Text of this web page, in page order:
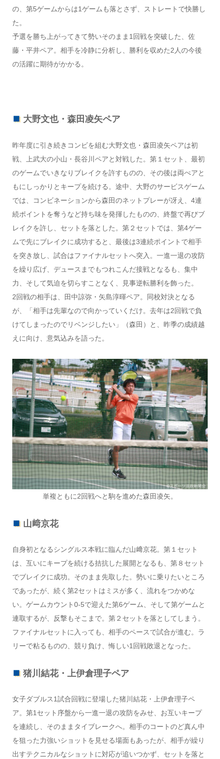
の、第5ゲームからは1ゲームも落とさず、ストレートで快勝し
た。
予選を勝ち上がってきて勢いそのまま1回戦を突破した、佐
藤・平井ペア。相手を冷静に分析し、勝利を収めた2人の今後
の活躍に期待がかかる。
大野文也・森田凌矢ペア
昨年度に引き続きコンビを組む大野文也・森田凌矢ペアは初
戦、上武大の小山・長谷川ペアと対戦した。第１セット、最初
のゲームでいきなりブレイクを許すものの、その後は両ぺアと
もにしっかりとキープを続ける。途中、大野のサービスゲーム
では、コンビネーションから森田のネットプレーが冴え、4連
続ポイントを奪うなど持ち味を発揮したものの、終盤で再びブ
レイクを許し、セットを落とした。第２セットでは、第4ゲー
ムで先にブレイクに成功すると、最後は3連続ポイントで相手
を突き放し、試合はファイナルセットへ突入。一進一退の攻防
を繰り広げ、デュースまでもつれこんだ接戦となるも、集中
力、そして気迫を切らすことなく、見事逆転勝利を飾った。
2回戦の相手は、田中諒弥・矢島淳暉ペア。同校対決となる
が、「相手は先輩なので向かっていくだけ。去年は2回戦で負
けてしまったのでリベンジしたい」（森田）と、昨季の成績越
えに向け、意気込みを語った。
単複ともに2回戦へと駒を進めた森田凌矢。
山﨑京花
自身初となるシングルス本戦に臨んだ山﨑京花。第１セット
は、互いにキープを続ける拮抗した展開となるも、第８セット
でブレイクに成功。そのまま先取した。勢いに乗りたいところ
であったが、続く第2セットはミスが多く、流れをつかめな
い。ゲームカウント0-5で迎えた第6ゲーム、そして第ゲームと
連取するが、反撃もそこまで。第２セットを落としてしまう。
ファイナルセットに入っても、相手のペースで試合が進む。ラ
リーで粘るものの、競り負け、悔しい1回戦敗退となった。
猪川結花・上伊倉理子ペア
女子ダブルス1試合回戦に登場した猪川結花・上伊倉理子ペ
ア。第1セット序盤から一進一退の攻防をみせ、お互いキープ
を連続し、そのままタイブレークへ。相手のコートのど真ん中
を狙った力強いショットを見せる場面もあったが、相手が繰り
出すテクニカルなショットに対応が追いつかず、セットを落と